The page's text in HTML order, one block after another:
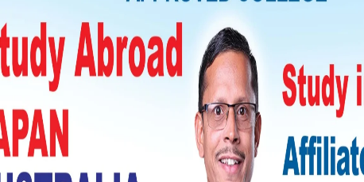
सर्जमिनको लागि इलाका प्रहरी कार्यालय
प्रहरी कार्यालयमा दर्ता नगरी सिधै मातहतको
चौकीबाट नै सर्जमिन गरिएको पनि खुलेको छ । प्रहरी